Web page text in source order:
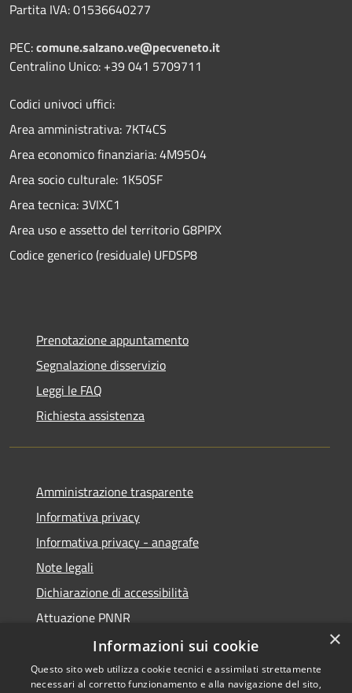
Partita IVA: 01536640277
PEC:comune.salzano.ve@pecveneto.it
Centralino Unico: +39 041 5709711
Codici univoci uffici:
Area amministrativa: 7KT4CS
Area economico finanziaria: 4M95O4
Area socio culturale: 1K50SF
Area tecnica: 3VIXC1
Area uso e assetto del territorio G8PIPX
Codice generico (residuale) UFDSP8
Prenotazione appuntamento
Segnalazione disservizio
Leggi le FAQ
Richiesta assistenza
Amministrazione trasparente
Informativa privacy
Informativa privacy - anagrafe
Note legali
Dichiarazione di accessibilità
Attuazione PNNR
Whistleblowing
×
Informazioni sui cookie
Questo sito web utilizza cookie tecnici e assimilati strettamente
necessari al corretto funzionamento e alla navigazione del sito,